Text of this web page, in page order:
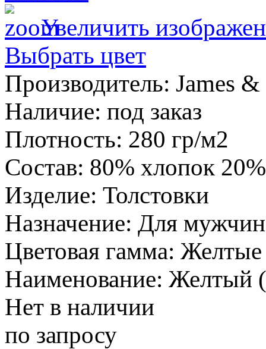
Увеличить
Выбрать цвет
Производитель: James
Наличие: под заказ
Плотность: 280 гр/м2
Состав: 80% хлопок
Изделие: Толстовки
Назначение: Для мужчин
Цветовая гамма: Желтые
Наименование: Желтый
Нет в наличии
по запросу